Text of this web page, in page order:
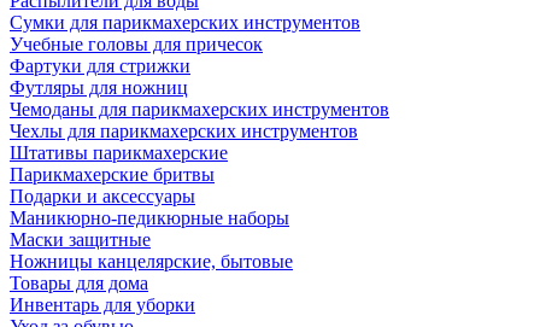
Сумки для парикмахерских инструментов
Учебные головы для причесок
Фартуки для стрижки
Футляры для ножниц
Чемоданы для парикмахерских инструментов
Чехлы для парикмахерских инструментов
Штативы парикмахерские
Парикмахерские бритвы
Подарки и аксессуары
Маникюрно-педикюрные наборы
Маски защитные
Ножницы канцелярские, бытовые
Товары для дома
Инвентарь для уборки